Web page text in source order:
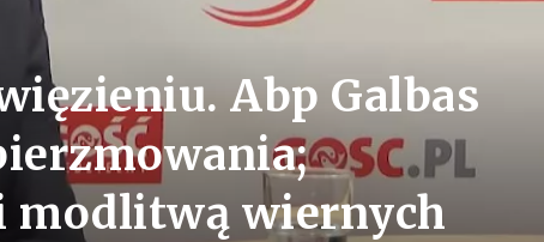
Abp Galbas
modlitwą wiernych